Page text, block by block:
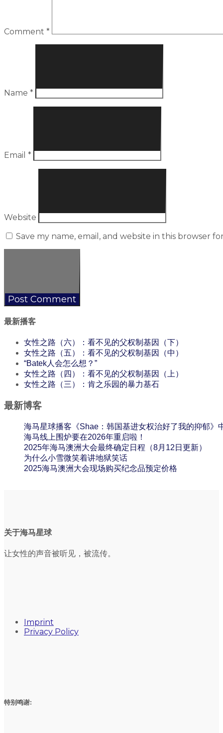
Comment *
Name *
Email *
Website
Save my name, email, and website in this browser
最新播客
女性之路（六）：看不见的父权制基因（下）
女性之路（五）：看不见的父权制基因（中）
“Batek人会怎么想？”
女性之路（四）：看不见的父权制基因（上）
女性之路（三）：肯之乐园的暴力基石
最新博客
海马星球播客《Shae：韩国基进女权治好了我的抑郁》
海马线上围炉要在2026年重启啦！
2025年海马澳洲大会最终确定日程（8月12日更新）
为什么小雪微笑着讲地狱笑话
2025海马澳洲大会现场购买纪念品预定价格
关于海马星球
让女性的声音被听见，被流传。
Imprint
Privacy Policy
特别鸣谢: